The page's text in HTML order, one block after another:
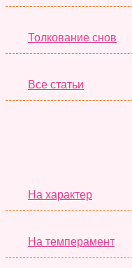
Толкование снов
Все статьи
На характер
На темперамент